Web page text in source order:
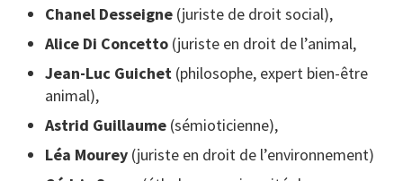
Chanel Desseigne (juriste de droit social),
Alice Di Concetto (juriste en droit de l’animal,
Jean-Luc Guichet (philosophe, expert bien-être
animal),
Astrid Guillaume (sémioticienne),
Léa Mourey (juriste en droit de l’environnement)